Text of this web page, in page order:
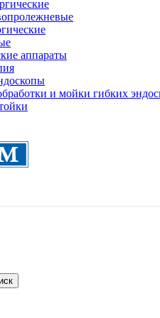
аппараты
и мойки гибких